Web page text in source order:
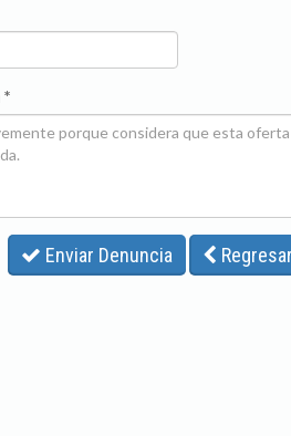
*
Enviar Denuncia Regresar